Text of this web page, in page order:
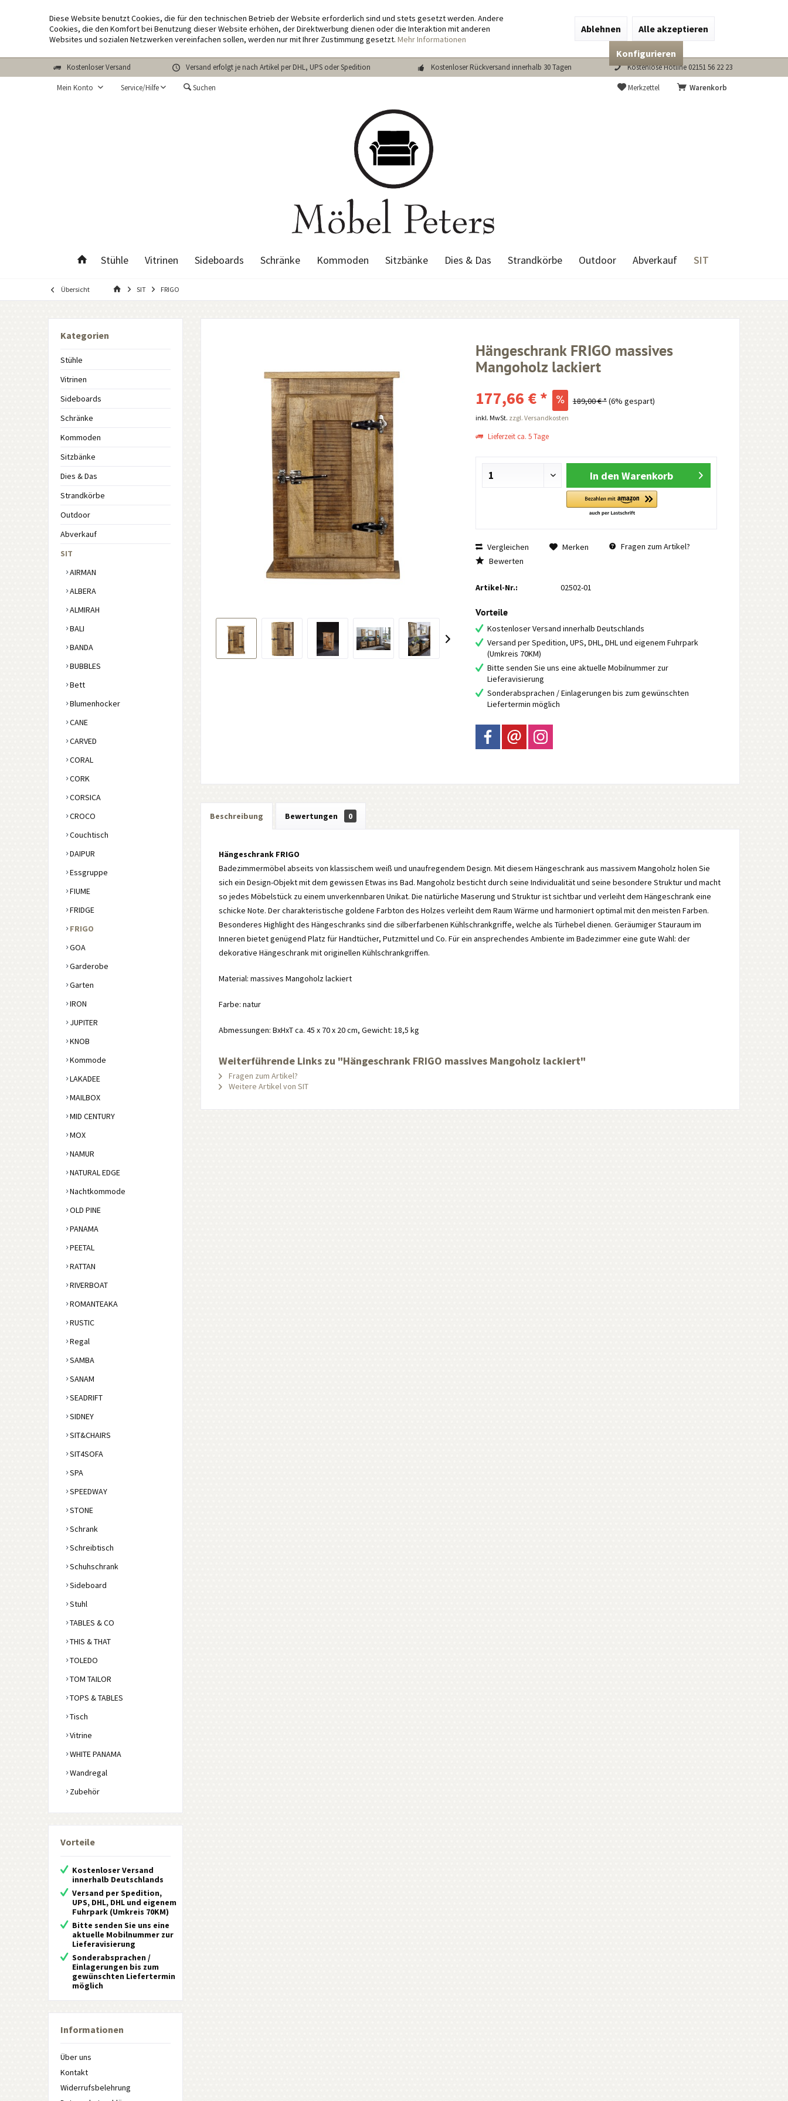
Diese Website benutzt Cookies, die für den technischen Betrieb der Website erforderlich sind und stets gesetzt werden. Andere
Cookies, die den Komfort bei Benutzung dieser Website erhöhen, der Direktwerbung dienen oder die Interaktion mit anderen
Websites und sozialen Netzwerken vereinfachen sollen, werden nur mit Ihrer Zustimmung gesetzt. Mehr Informationen
Ablehnen Alle akzeptieren
Konfigurieren
Kostenloser Versand Versand erfolgt je nach Artikel per DHL, UPS oder Spedition Kostenloser Rückversand innerhalb 30 Tagen Kostenlose Hotline 02151 56 22 23
Warenkorb
Merkzettel
Mein Konto Service/Hilfe Suchen
Stühle Vitrinen Sideboards Schränke Kommoden Sitzbänke Dies & Das Strandkörbe Outdoor Abverkauf SIT
Übersicht SIT FRIGO
Kategorien
Stühle
Vitrinen
Sideboards
Schränke
Kommoden
Sitzbänke
Dies & Das
Strandkörbe
Outdoor
Abverkauf
SIT
AIRMAN
ALBERA
ALMIRAH
BALI
BANDA
BUBBLES
Bett
Blumenhocker
CANE
CARVED
CORAL
CORK
CORSICA
CROCO
Couchtisch
DAIPUR
Essgruppe
FIUME
FRIDGE
FRIGO
GOA
Garderobe
Garten
IRON
JUPITER
KNOB
Kommode
LAKADEE
MAILBOX
MID CENTURY
MOX
NAMUR
NATURAL EDGE
Nachtkommode
OLD PINE
PANAMA
PEETAL
RATTAN
RIVERBOAT
ROMANTEAKA
RUSTIC
Regal
SAMBA
SANAM
SEADRIFT
SIDNEY
SIT&CHAIRS
SIT4SOFA
SPA
SPEEDWAY
STONE
Schrank
Schreibtisch
Schuhschrank
Sideboard
Stuhl
TABLES & CO
THIS & THAT
TOLEDO
TOM TAILOR
TOPS & TABLES
Tisch
Vitrine
WHITE PANAMA
Wandregal
Zubehör
Vorteile
Kostenloser Versand
innerhalb Deutschlands
Versand per Spedition,
UPS, DHL, DHL und eigenem
Fuhrpark (Umkreis 70KM)
Bitte senden Sie uns eine
aktuelle Mobilnummer zur
Lieferavisierung
Sonderabsprachen /
Einlagerungen bis zum
gewünschten Liefertermin
möglich
Informationen
Über uns
Kontakt
Widerrufsbelehrung
Hängeschrank FRIGO massives
Mangoholz lackiert
177,66 € * 189,00 € *(6% gespart)
inkl. MwSt. zzgl. Versandkosten
Lieferzeit ca. 5 Tage
In den Warenkorb
Vergleichen Merken
Fragen zum Artikel?
Bewerten
Artikel-Nr.: 02502-01
Vorteile
Kostenloser Versand innerhalb Deutschlands
Versand per Spedition, UPS, DHL, DHL und eigenem Fuhrpark
(Umkreis 70KM)
Bitte senden Sie uns eine aktuelle Mobilnummer zur
Lieferavisierung
Sonderabsprachen / Einlagerungen bis zum gewünschten
Liefertermin möglich
Beschreibung Bewertungen 0
Hängeschrank FRIGO
Badezimmermöbel abseits von klassischem weiß und unaufregendem Design. Mit diesem Hängeschrank aus massivem Mangoholz holen Sie
sich ein Design-Objekt mit dem gewissen Etwas ins Bad. Mangoholz besticht durch seine Individualität und seine besondere Struktur und macht
so jedes Möbelstück zu einem unverkennbaren Unikat. Die natürliche Maserung und Struktur ist sichtbar und verleiht dem Hängeschrank eine
schicke Note. Der charakteristische goldene Farbton des Holzes verleiht dem Raum Wärme und harmoniert optimal mit den meisten Farben.
Besonderes Highlight des Hängeschranks sind die silberfarbenen Kühlschrankgriffe, welche als Türhebel dienen. Geräumiger Stauraum im
Inneren bietet genügend Platz für Handtücher, Putzmittel und Co. Für ein ansprechendes Ambiente im Badezimmer eine gute Wahl: der
dekorative Hängeschrank mit originellen Kühlschrankgriffen.
Material: massives Mangoholz lackiert
Farbe: natur
Abmessungen: BxHxT ca. 45 x 70 x 20 cm, Gewicht: 18,5 kg
Weiterführende Links zu "Hängeschrank FRIGO massives Mangoholz lackiert"
Fragen zum Artikel?
Weitere Artikel von SIT